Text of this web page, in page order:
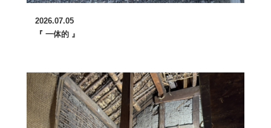
2026.07.05
『 一体的 』